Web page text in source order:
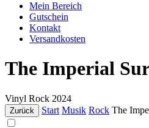
Mein Bereich
Gutschein
Kontakt
Versandkosten
The Imperial
Vinyl Rock 2024
Zurück Start Musik Rock The